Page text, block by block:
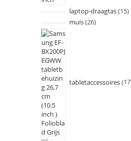
laptop-draagtas 15
muis 26
tabletaccessoires 17